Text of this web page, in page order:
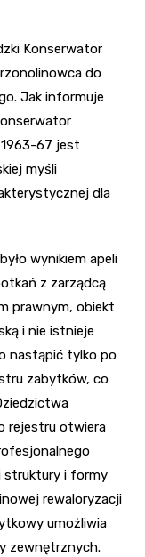
Konserwator
do
Jak informuje
67 jest
myśli
dla
wynikiem apeli
z zarządcą
prawnym, obiekt
i nie istnieje
nastąpić tylko po
zabytków, co
rejestru otwiera
struktury i formy
rewaloryzacji
umożliwia
zewnętrznych.